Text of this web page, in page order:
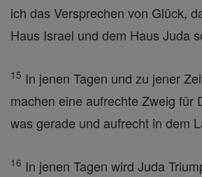
ich das Versprechen von Glück,
Haus Israel und dem Haus Juda
15 In jenen Tagen und zu jener
machen eine aufrechte Zweig für
was gerade und aufrecht in dem
16 In jenen Tagen wird Juda